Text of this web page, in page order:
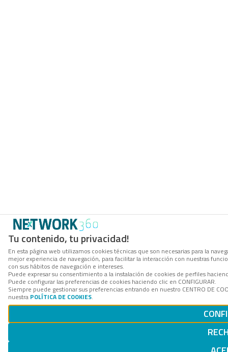
Tu contenido, tu privacidad!
En esta página web utilizamos cookies técnicas que son necesarias para la
mejor experiencia de navegación, para facilitar la interacción con nuestras
con sus hábitos de navegación e intereses.
Puede expresar su consentimiento a la instalación de cookies de perfiles
Puede configurar las preferencias de cookies haciendo clic en CONFIGURAR.
Siempre puede gestionar sus preferencias entrando en nuestro CENTRO DE
nuestra POLÍTICA DE COOKIES.